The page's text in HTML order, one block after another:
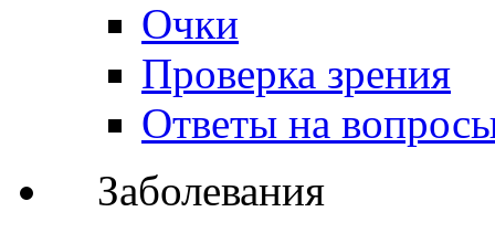
Очки
Проверка зрения
Ответы на
Заболевания